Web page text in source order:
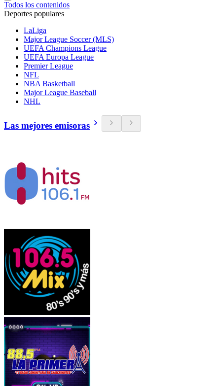
Todos los contenidos
Deportes populares
LaLiga
Major League Soccer (MLS)
UEFA Champions League
UEFA Europa League
Premier League
NFL
NBA Basketball
Major League Baseball
NHL
Las mejores emisoras